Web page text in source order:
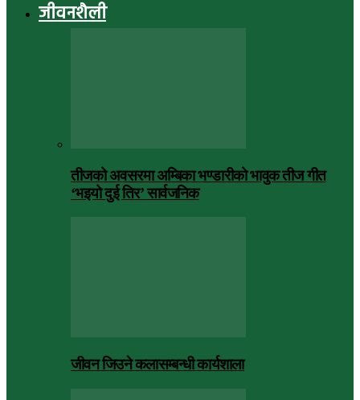
जीवनशैली
तीजको अवसरमा अम्बिका भण्डारीको भावुक तीज गीत
‘भइयो दुई तिर’ सार्वजनिक
जीवन जिउने कलासम्बन्धी कार्यशाला